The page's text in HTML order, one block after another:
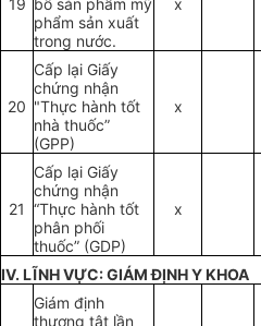
19 bố sản phẩm mỹ
phẩm sản xuất
trong nước.
x
20
Cấp lại Giấy
chứng nhận
"Thực hành tốt
nhà thuốc”
(GPP)
x
21
Cấp lại Giấy
chứng nhận
“Thực hành tốt
phân phối
thuốc” (GDP)
x
IV. LĨNH VỰC: GIÁM ĐỊNH Y KHOA
Giám định
thương tật lần